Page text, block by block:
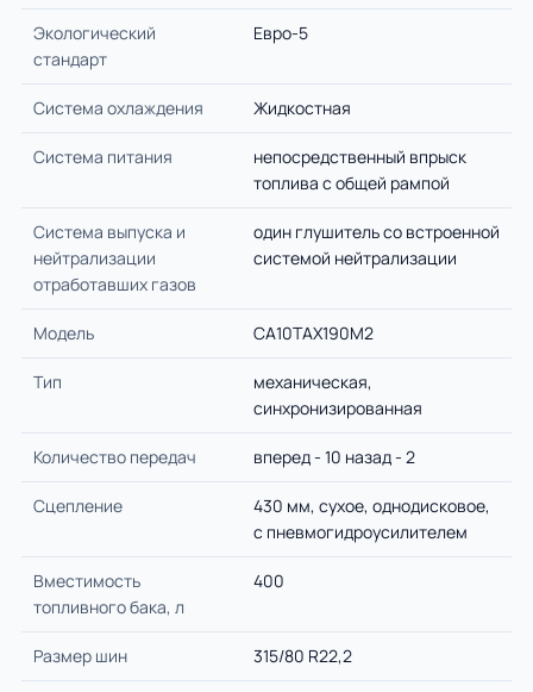
Экологический
стандарт
Евро-5
Система охлаждения Жидкостная
Система питания
непосредственный впрыск
топлива с общей рампой
Система выпуска и
нейтрализации
отработавших газов
один глушитель со встроенной
системой нейтрализации
Модель CA10TAX190M2
Тип
механическая,
синхронизированная
Количество передач вперед - 10 назад - 2
Сцепление
430 мм, сухое, однодисковое,
с пневмогидроусилителем
Вместимость
топливного бака, л
400
Размер шин 315/80 R22,2